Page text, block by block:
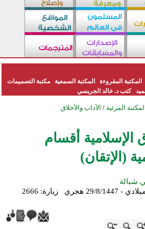
المكتبة المقروءة المكتبة السمعية
مكتبة التصميمات
كتب د. خالد الجريسي
المكتبة المرئية / الآداب والأخلاق
الإسلامية أقسام
(الإتقان)
شبالة
زيارة: 2666